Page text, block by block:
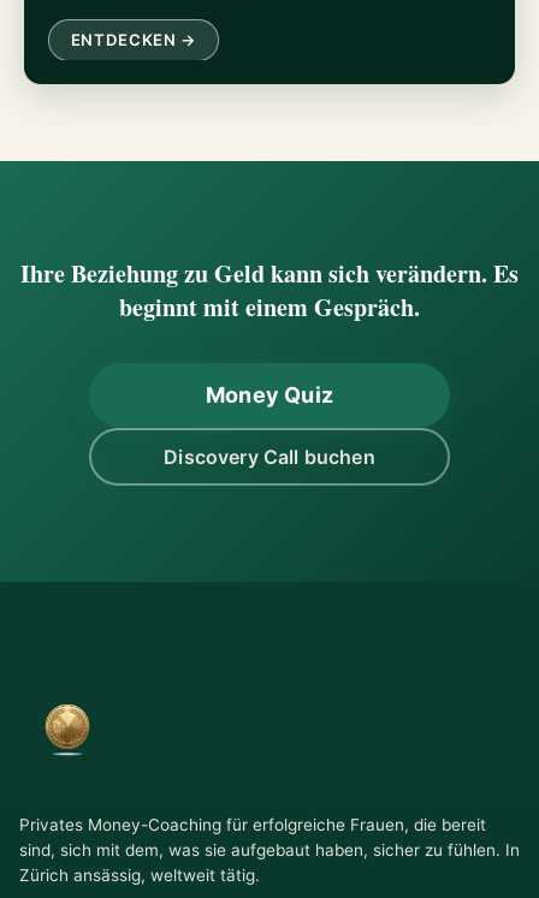
ENTDECKEN →
Ihre Beziehung zu Geld kann sich verändern. Es
beginnt mit einem Gespräch.
Money Quiz
Discovery Call buchen
Privates Money-Coaching für erfolgreiche Frauen, die bereit
sind, sich mit dem, was sie aufgebaut haben, sicher zu fühlen. In
Zürich ansässig, weltweit tätig.